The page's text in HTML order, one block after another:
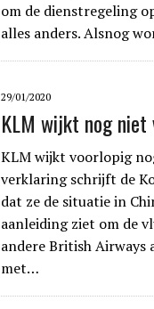
om de dienstregeling
alles anders. Alsnog
29/01/2020
KLM wijkt nog niet
KLM wijkt voorlopig
verklaring schrijft de
dat ze de situatie in
aanleiding ziet om de
andere British
met…